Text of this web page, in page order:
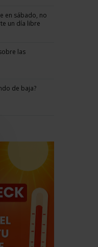
en sábado, no
un día libre
las
de baja?